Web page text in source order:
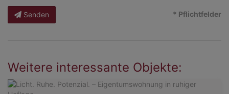
Senden * Pflichtfelder
Weitere interessante Objekte: